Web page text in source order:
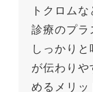
トクロム
診療のプラ
しっかり
が伝わり
めるメリ